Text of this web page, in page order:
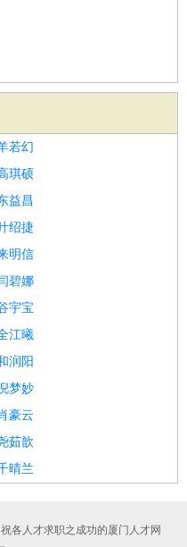
若幻
琪硕
益昌
绍捷
明信
碧娜
宇宝
江曦
润阳
梦妙
豪云
茹歆
晴兰
各人才求职之成功的厦门人才网